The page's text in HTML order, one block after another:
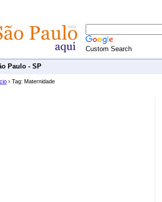
Custom Search
Paulo - SP
› Tag: Maternidade